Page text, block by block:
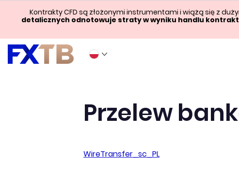
Przelew
WireTransfer_sc_PL
Kontrakty CFD są złożonymi instrumentami i wiążą się z
detalicznych odnotowuje straty w wyniku handlu